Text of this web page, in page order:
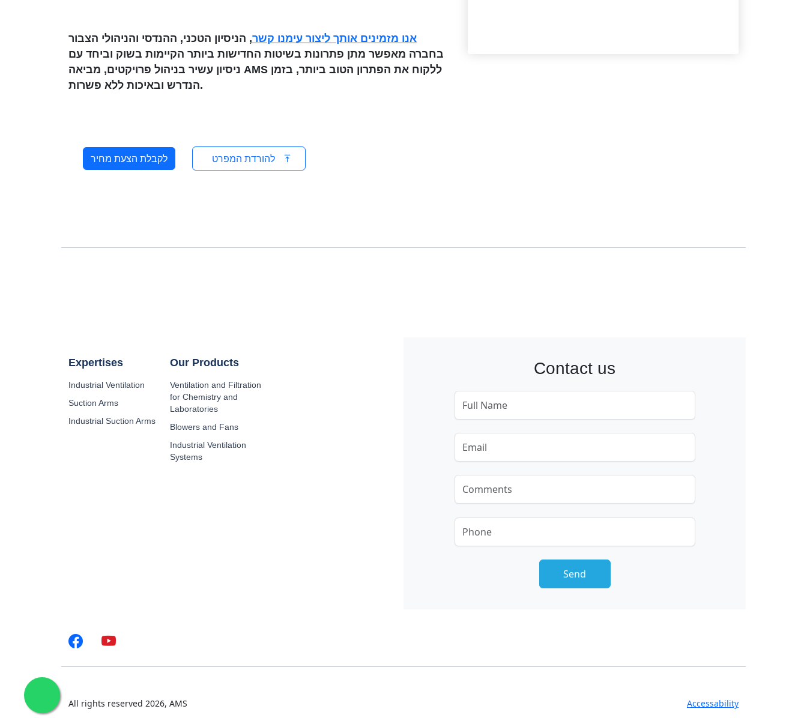
אנו מזמינים אותך ליצור עימנו קשר, הניסיון הטכני, ההנדסי והניהולי הצבור
בחברה מאפשר מתן פתרונות בשיטות החדישות ביותר הקיימות בשוק וביחד עם
ניסיון עשיר בניהול פרויקטים, מביאה AMS ללקוח את הפתרון הטוב ביותר, בזמן
הנדרש ובאיכות ללא פשרות.
לקבלת הצעת מחיר להורדת המפרט
Expertises
Industrial Ventilation
Suction Arms
Industrial Suction Arms
Our Products
Ventilation and Filtration
for Chemistry and
Laboratories
Blowers and Fans
Industrial Ventilation
Systems
Contact us
All rights reserved 2026, AMS Accessability